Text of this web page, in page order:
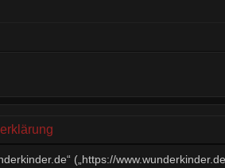
(„https://